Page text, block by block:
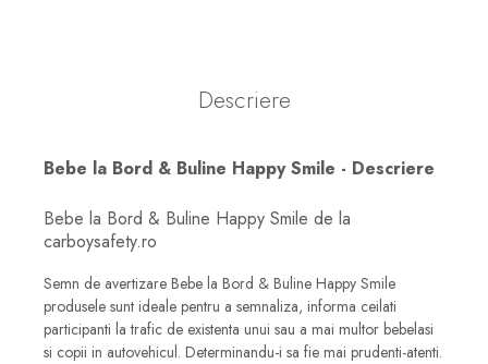
Descriere
Bebe la Bord & Buline Happy Smile - Descriere
Bebe la Bord & Buline Happy Smile de la
carboysafety.ro
Semn de avertizare Bebe la Bord & Buline Happy Smile
produsele sunt ideale pentru a semnaliza, informa ceilati
participanti la trafic de existenta unui sau a mai multor bebelasi
si copii in autovehicul. Determinandu-i sa fie mai prudenti-atenti.